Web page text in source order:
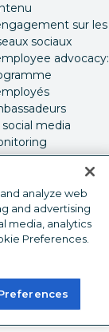
sur les
sociaux
advocacy:
social media
sur les
de cookies
analyze web
and advertising
media, analytics
Preferences.